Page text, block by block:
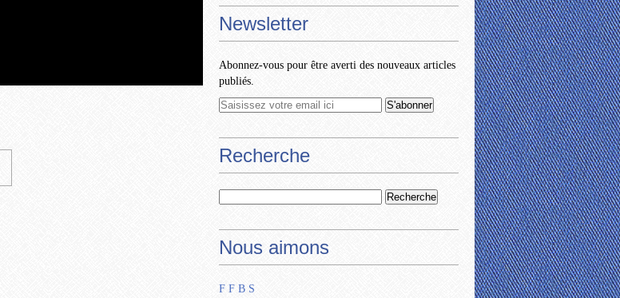
Newsletter
Abonnez-vous pour être averti des nouveaux articles
publiés.
Recherche
Nous aimons
F F B S